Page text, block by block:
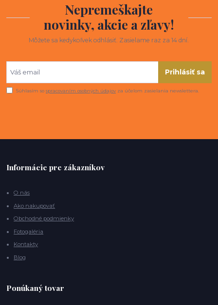
Nepremeškajte
novinky, akcie a zľavy!
Môžete sa kedykoľvek odhlásiť. Zasielame raz za 14 dní.
Prihlásiť sa
Súhlasím sospracovaním osobných údajov za účelom zasielania newslettera.
Informácie pre zákazníkov
O nás
Ako nakupovať
Obchodné podmienky
Fotogaléria
Kontakty
Blog
Ponúkaný tovar